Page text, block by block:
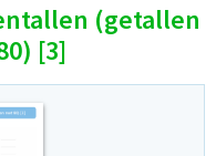
(getallen
[3]